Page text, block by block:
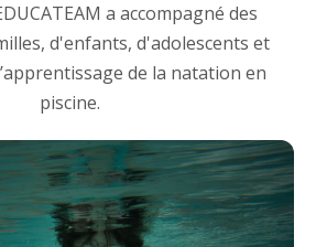
a accompagné des
d'enfants, d'adolescents et
de la natation en
piscine.